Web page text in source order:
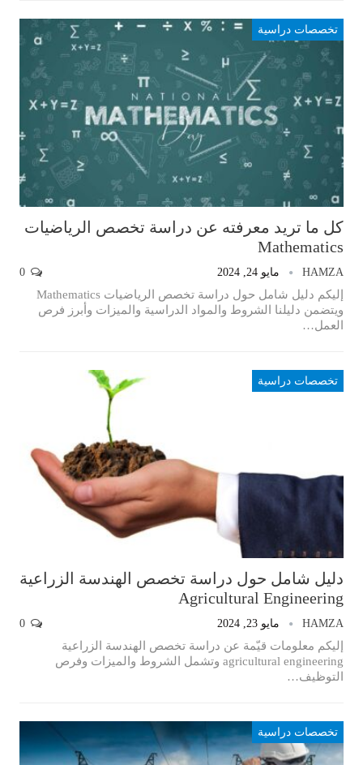
تخصصات دراسية
كل ما تريد معرفته عن دراسة تخصص الرياضيات
Mathematics
HAMZA مايو 24, 2024
إليكم دليل شامل حول دراسة تخصص الرياضيات Mathematics
ويتضمن دليلنا الشروط والمواد الدراسية والميزات وأبرز فرص
العمل…
تخصصات دراسية
دليل شامل حول دراسة تخصص الهندسة الزراعية
Agricultural Engineering
HAMZA مايو 23, 2024
إليكم معلومات قيّمة عن دراسة تخصص الهندسة الزراعية
agricultural engineering وتشمل الشروط والميزات وفرص
التوظيف…
تخصصات دراسية